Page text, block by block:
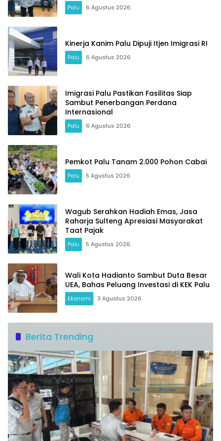
Palu 6 Agustus 2026
Kinerja Kanim Palu Dipuji Itjen Imigrasi RI
Palu 6 Agustus 2026
Imigrasi Palu Pastikan Fasilitas Siap
Sambut Penerbangan Perdana
Internasional
Palu 6 Agustus 2026
Pemkot Palu Tanam 2.000 Pohon Cabai
Palu 5 Agustus 2026
Wagub Serahkan Hadiah Emas, Jasa
Raharja Sulteng Apresiasi Masyarakat
Taat Pajak
Palu 5 Agustus 2026
Wali Kota Hadianto Sambut Duta Besar
UEA, Bahas Peluang Investasi di KEK Palu
Ekonomi 3 Agustus 2026
Berita Trending